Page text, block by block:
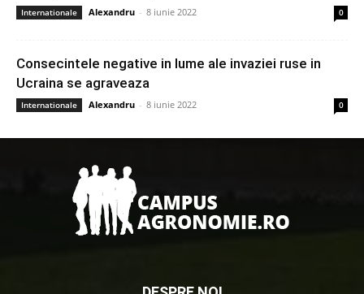
Internationale Alexandru - 8 iunie 2022 0
Consecintele negative in lume ale invaziei ruse in
Ucraina se agraveaza
Internationale Alexandru - 8 iunie 2022 0